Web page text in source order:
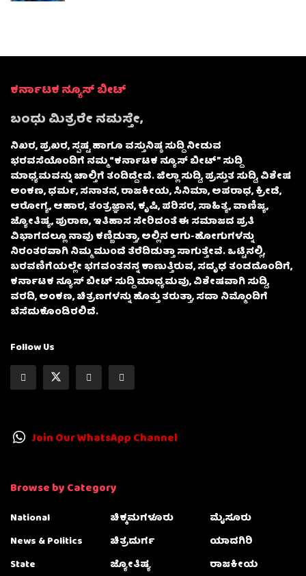
ಕರ್ನಾಟಕ ನ್ಯೂಸ್ ಬೀಟ್
ಬಂಧು ಮಿತ್ರರೇ ನಮಸ್ತೇ,
ನಿಖರ, ಪ್ರಖರ, ಸ್ಪಷ್ಟ ಹಾಗೂ ವಸ್ತುನಿಷ್ಠ ಸುದ್ದಿ ನೀಡುವ
ಭರವಸೆಯೊಂದಿಗೆ ನಮ್ಮ “ಕರ್ನಾಟಕ ನ್ಯೂಸ್ ಬೀಟ್” ಸುದ್ದಿ
ಮಾಧ್ಯಮವನ್ನು ಚಾಲ್ತಿಗೆ ತಂದಿದ್ದೇವೆ. ಜಿಲ್ಲಾ ಸುದ್ದಿ, ಪ್ರಸ್ತುತ ಸುದ್ದಿ, ವಿಶೇಷ
ಅಂಕಣ, ಧರ್ಮ, ಸನಾತನ, ರಾಜಕೀಯ, ಸಿನಿಮಾ, ಅಪರಾಧ, ಕ್ರೀಡೆ,
ಆರೋಗ್ಯ, ಆಹಾರ, ತಂತ್ರಜ್ಞಾನ, ಕೃಷಿ, ಪರಿಸರ, ಸಾಹಿತ್ಯ, ವಾಣಿಜ್ಯ,
ಜ್ಯೋತಿಷ್ಯ, ಪುರಾಣ, ಇತಿಹಾಸ ಸೇರಿದಂತೆ ಈ ಸಮಾಜದ ಪ್ರತಿ
ವಿಭಾಗದಲ್ಲೂ ನಾವು ಕಣ್ಣಿಡುತ್ತಾ, ಅಲ್ಲಿನ ಆಗು-ಹೋಗುಗಳನ್ನು
ನಿರಂತರವಾಗಿ ನಿಮ್ಮ ಮುಂದೆ ತೆರೆದಿಡುತ್ತಾ ಸಾಗುತ್ತೇವೆ. ಒಟ್ಟಿನಲ್ಲಿ,
ಬರವಣಿಗೆಯಲ್ಲೇ ಭಗವಂತನನ್ನ ಕಾಣುತ್ತಿರುವ, ಸದೃಢ ತಂಡದೊಂದಿಗೆ,
ಕರ್ನಾಟಕ ನ್ಯೂಸ್ ಬೀಟ್ ಸುದ್ದಿ ಮಾಧ್ಯಮವು, ವಿಶೇಷವಾಗಿ ಸುದ್ದಿ,
ವರದಿ, ಅಂಕಣ, ಚಿತ್ರಣಗಳನ್ನು ಹೊತ್ತು ತರುತ್ತಾ, ಸದಾ ನಿಮ್ಮೊಂದಿಗೆ
ಬೆಸೆದುಕೊಂಡಿರಲಿದೆ.
Follow Us
Join Our WhatsApp Channel
Browse by Category
National
News & Politics
State
ಚಿಕ್ಕಮಗಳೂರು
ಚಿತ್ರದುರ್ಗ
ಜ್ಯೋತಿಷ್ಯ
ಮೈಸೂರು
ಯಾದಗಿರಿ
ರಾಜಕೀಯ